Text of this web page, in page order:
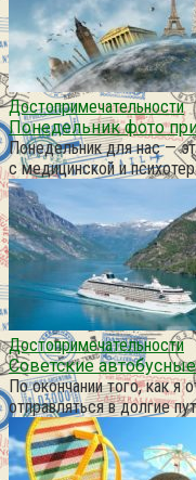
Достопримечательности
Понедельник фото
Понедельник для нас —
с медицинской и
Достопримечательности
Советские
По окончании того, как
отправляться в долгие